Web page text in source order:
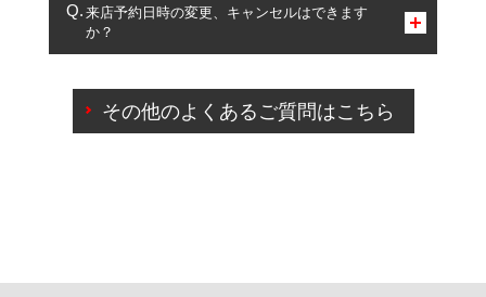
複数サービスのご予約は可能です。
一部の商品・サービスの組み合わせに限り、同時にご予約が
出来ないものもございます。
来店予約日時の変更、キャンセルはできます
か？
ご来店予約日の3営業日前を過ぎている場合のご予約
の日時変更につきましては、直接ご予約の店舗まで
その他のよくあるご質問はこちら